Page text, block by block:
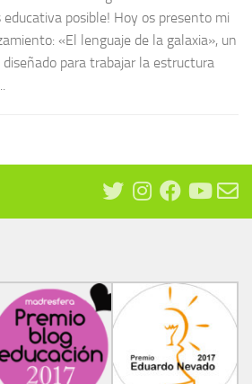
posible! Hoy os presento mi
«El lenguaje de la galaxia», un
diseñado para trabajar la estructura